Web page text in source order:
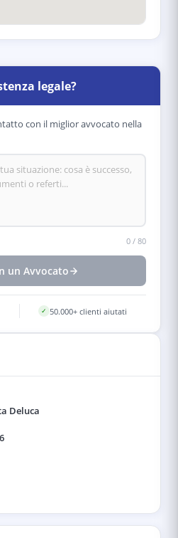
legale?
con il miglior avvocato nella
0 / 80
un Avvocato
✓ 50.000+ clienti aiutati
Deluca